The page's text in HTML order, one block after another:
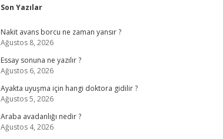
Sidebar
Son Yazılar
Nakit avans borcu ne zaman yansır ?
Ağustos 8, 2026
Essay sonuna ne yazılır ?
Ağustos 6, 2026
Ayakta uyuşma için hangi doktora gidilir ?
Ağustos 5, 2026
Araba avadanlığı nedir ?
Ağustos 4, 2026